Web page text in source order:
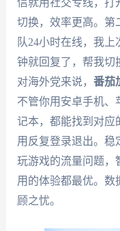
信就用社交专线，打
切换，效率更高。第
队24小时在线，我
钟就回复了，帮我切
对海外党来说， 番茄
不管你用安卓手机、
记本，都能找到对应
用反复登录退出。稳
玩游戏的流量问题，
用的体验都最优。数
顾之忧。